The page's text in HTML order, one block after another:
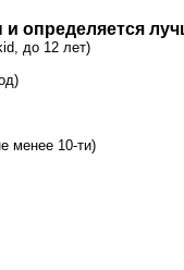
и определяется
до 12 лет)
менее 10-ти)